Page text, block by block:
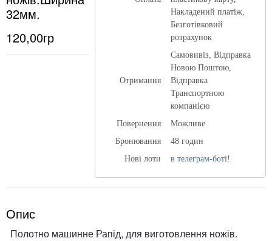
32мм.
120,00гр
Накладений платіж,
Безготівковий
розрахунок
Отримання
Самовивіз, Відправка
Новою Поштою,
Відправка
Транспортною
компанією
Повернення
Можливе
Бронювання
48 годин
Нові лоти
в телеграм-боті!
Опис
Полотно машинне Рапід, для виготовлення ножів.